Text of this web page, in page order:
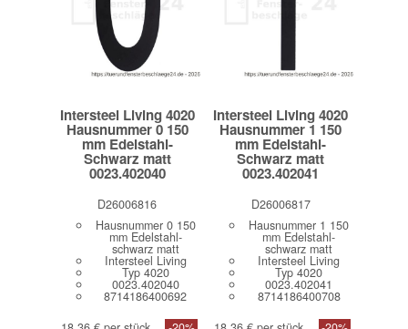
Intersteel Living 4020
Hausnummer 0 150
mm Edelstahl-
Schwarz matt
0023.402040
D26006816
Hausnummer 0 150
mm Edelstahl-
schwarz matt
Intersteel Living
Typ 4020
0023.402040
8714186400692
Intersteel Living 4020
Hausnummer 1 150
mm Edelstahl-
Schwarz matt
0023.402041
D26006817
Hausnummer 1 150
mm Edelstahl-
schwarz matt
Intersteel Living
Typ 4020
0023.402041
8714186400708